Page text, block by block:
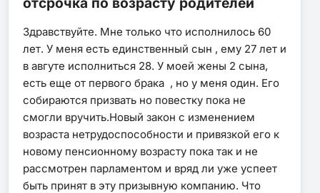
Здравствуйте. Мне только что исполнилось 60
лет. У меня есть единственный сын , ему 27 лет и
в авгуте исполниться 28. У моей жены 2 сына,
есть еще от первого брака , но у меня один. Его
собираются призвать но повестку пока не
смогли вручить.Новый закон с изменением
возраста нетрудоспособности и привязкой его к
новому пенсионному возрасту пока так и не
рассмотрен парламентом и вряд ли уже успеет
быть принят в эту призывную компанию. Что